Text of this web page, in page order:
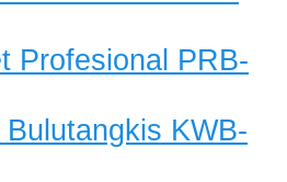
Profesional PRB-
KWB-